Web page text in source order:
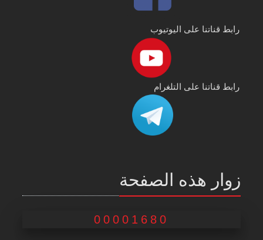
رابط قناتنا على اليوتيوب
رابط قناتنا على التلغرام
زوار هذه الصفحة
00001680